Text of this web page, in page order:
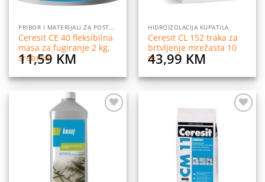
PRIBOR I MATERIJALI ZA POSTAVLJANJE PLOČICA
Ceresit CE 40 fleksibilna
masa za fugiranje 2 kg,
srebrna
11,59 KM
HIDROIZOLACIJA KUPATILA
Ceresit CL 152 traka za
brtvljenje mrežasta 10
m
43,99 KM